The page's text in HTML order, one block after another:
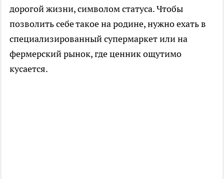
дорогой жизни, символом статуса. Чтобы
позволить себе такое на родине, нужно ехать в
специализированный супермаркет или на
фермерский рынок, где ценник ощутимо
кусается.